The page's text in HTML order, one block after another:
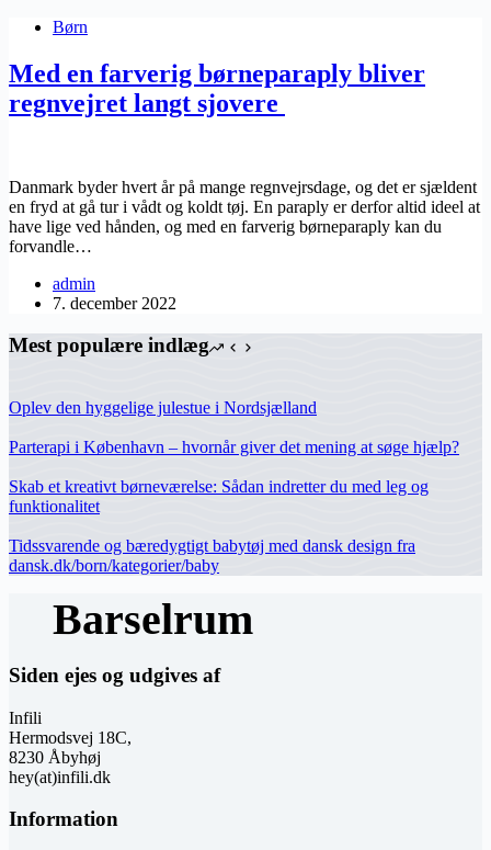
Børn
Med en farverig børneparaply bliver
regnvejret langt sjovere
Danmark byder hvert år på mange regnvejrsdage, og det er sjældent
en fryd at gå tur i vådt og koldt tøj. En paraply er derfor altid ideel at
have lige ved hånden, og med en farverig børneparaply kan du
forvandle…
admin
7. december 2022
Mest populære indlæg
Oplev den hyggelige julestue i Nordsjælland
Parterapi i København – hvornår giver det mening at søge hjælp?
Skab et kreativt børneværelse: Sådan indretter du med leg og
funktionalitet
Tidssvarende og bæredygtigt babytøj med dansk design fra
dansk.dk/born/kategorier/baby
Siden ejes og udgives af
Infili
Hermodsvej 18C,
8230 Åbyhøj
hey(at)infili.dk
Information